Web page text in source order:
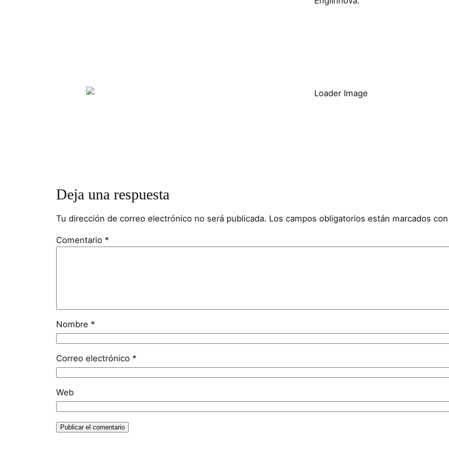
Deja una respuesta
Tu dirección de correo electrónico no será publicada. Los campos obligatorios están marcados
Comentario *
Nombre *
Correo electrónico *
Web